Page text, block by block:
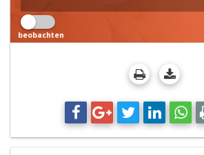
beobachten